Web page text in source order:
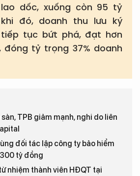
dốc, xuống còn 95 tỷ
đó, doanh thu lưu ký
tiếp tục bứt phá, đạt hơn
đóng tỷ trọng 37% doanh
TPB giảm mạnh, nghi do liên
đối tác lập công ty bảo hiểm
tỷ đồng
nhiệm thành viên HĐQT tại